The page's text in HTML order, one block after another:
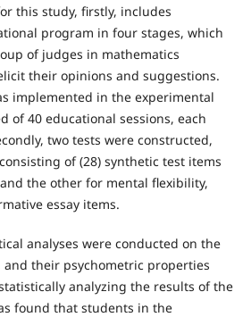
this study, firstly, includes
program in four stages, which
of judges in mathematics
their opinions and suggestions.
implemented in the experimental
of 40 educational sessions, each
two tests were constructed,
of (28) synthetic test items
the other for mental flexibility,
essay items.
analyses were conducted on the
their psychometric properties
analyzing the results of the
found that students in the